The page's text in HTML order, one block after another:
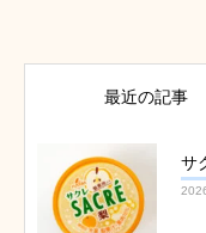
最近の記事
サ